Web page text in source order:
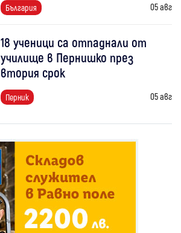
България 05 авг
18 ученици са отпаднали от
училище в Пернишко през
втория срок
Перник 05 авг